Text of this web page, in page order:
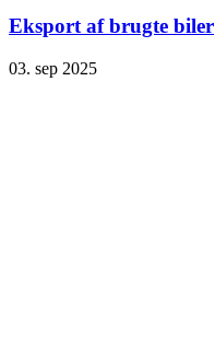
Eksport af brugte biler
03. sep 2025